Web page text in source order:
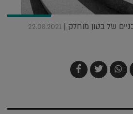
של בטון מוחלק | 22.08.2021
שתף
ב-
צייץ
ב-
שתף
ב-